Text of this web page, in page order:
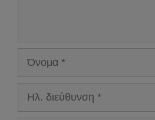
Όνομα
Ηλ.
διεύθυνση